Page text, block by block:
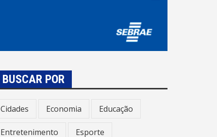
BUSCAR POR
Cidades Economia Educação
Entretenimento Esporte